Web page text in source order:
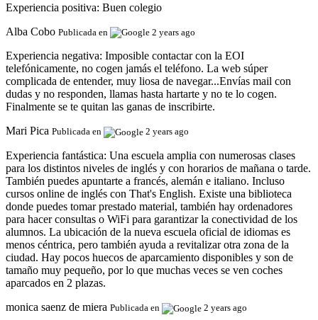
Experiencia positiva: Buen colegio
Alba Cobo Publicada en 2 years ago
Experiencia negativa: Imposible contactar con la EOI
telefónicamente, no cogen jamás el teléfono. La web súper
complicada de entender, muy liosa de navegar...Envías mail con
dudas y no responden, llamas hasta hartarte y no te lo cogen.
Finalmente se te quitan las ganas de inscribirte.
Mari Pica Publicada en 2 years ago
Experiencia fantástica: Una escuela amplia con numerosas clases
para los distintos niveles de inglés y con horarios de mañana o tarde.
También puedes apuntarte a francés, alemán e italiano. Incluso
cursos online de inglés con That's English. Existe una biblioteca
donde puedes tomar prestado material, también hay ordenadores
para hacer consultas o WiFi para garantizar la conectividad de los
alumnos. La ubicación de la nueva escuela oficial de idiomas es
menos céntrica, pero también ayuda a revitalizar otra zona de la
ciudad. Hay pocos huecos de aparcamiento disponibles y son de
tamaño muy pequeño, por lo que muchas veces se ven coches
aparcados en 2 plazas.
monica saenz de miera Publicada en 2 years ago